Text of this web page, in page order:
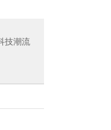
技潮流